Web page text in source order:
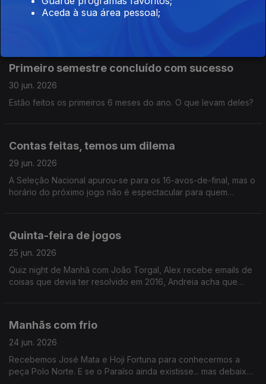
A Andreia e o Alexandre inventaram um conceito. Ouve e
Primeiro semestre concluído com sucesso
30 jun. 2026
Estão feitos os primeiros 6 meses do ano. O que levam deles?
Contas feitas, temos um dilema
29 jun. 2026
A Seleção Nacional apurou-se para os 16-avos-de-final, mas o
horário do próximo jogo não é espectacular para quem
Quinta-feira de jogos
25 jun. 2026
Quiz night de Manhã com João Torgal, Alex recebe emails de
coisas que devia ter resolvido em 2016, Andreia acha que
Manhãs com frio
24 jun. 2026
Recebemos José Mata e Hoji Fortuna para conhecermos a
peça Polo Norte. E se o Paraíso ainda existisse... mas debaixo
Aceda à sua área pessoal;